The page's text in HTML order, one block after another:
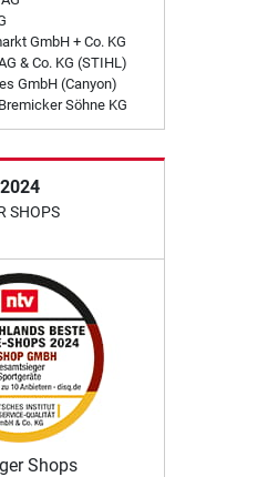
GmbH + Co. KG
& Co. KG (STIHL)
GmbH (Canyon)
Söhne KG
SHOPS
Shops